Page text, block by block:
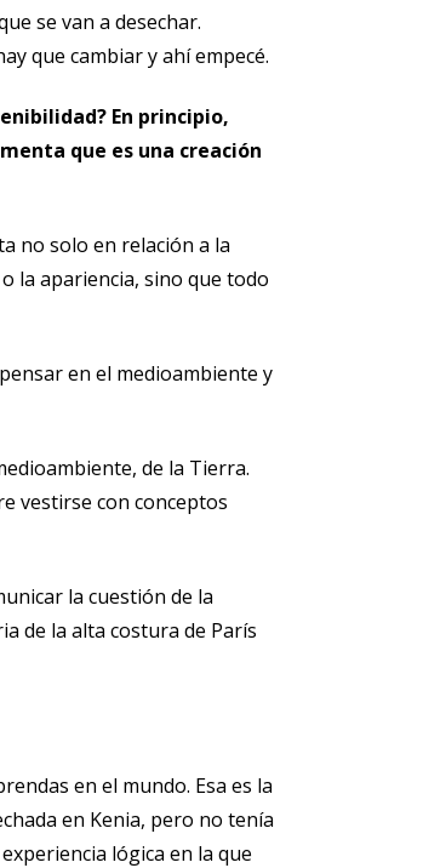
se van a desechar.
que cambiar y ahí empecé.
En principio,
que es una creación
no solo en relación a la
la apariencia, sino que todo
en el medioambiente y
de la Tierra.
vestirse con conceptos
la cuestión de la
de la alta costura de París
en el mundo. Esa es la
en Kenia, pero no tenía
lógica en la que